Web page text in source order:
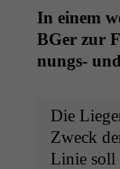
In einem
BGer zur
nungs-
Die
Zweck
Lin­ie soll